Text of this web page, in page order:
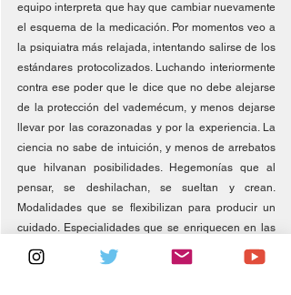
equipo interpreta que hay que cambiar nuevamente
el esquema de la medicación. Por momentos veo a
la psiquiatra más relajada, intentando salirse de los
estándares protocolizados. Luchando interiormente
contra ese poder que le dice que no debe alejarse
de la protección del vademécum, y menos dejarse
llevar por las corazonadas y por la experiencia. La
ciencia no sabe de intuición, y menos de arrebatos
que hilvanan posibilidades. Hegemonías que al
pensar, se deshilachan, se sueltan y crean.
Modalidades que se flexibilizan para producir un
cuidado. Especialidades que se enriquecen en las
discusiones desde la experiencia. Normalidades
que sucumben ante gestos hospitalarios.